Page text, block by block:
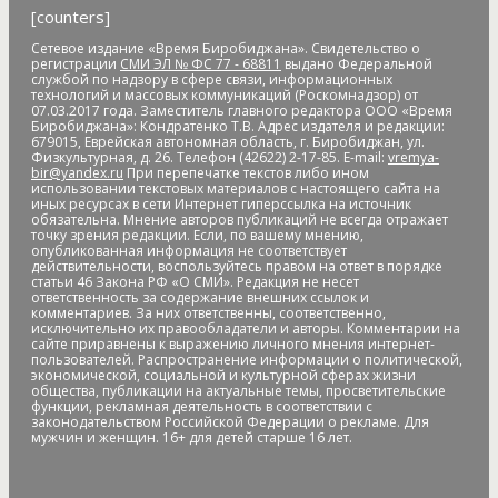
банковские_карты
барельеф баскетболБастакБастрыкинбатутБедность
бездомныебездомные животныебезналичные платежи
Безопасное колесо-2019безопасностьБезопасные и
качественные дорогибезработицабелкабензинБеринг
Берл Лазарбесплатные лекарстваБессмертные дела
Бессмертный полкбесхозяйственностьбешенство
библиотекабизнесбизнес без поддержкибизнес-
омбудсменбиометрияБира БираканБирария БирЗСТ
Биробидажан Биробиджан Биробиджан-2
Биробиджанская воспитательная колония
Биробиджанская таможняБиробиджанская ТЭЦ
Биробиджанский АрбатБиробиджанский военный
гарнизонный судБиробиджанский колледж культуры и
искусствБиробиджанский районБирофельдбиткоин
битумная ямабитумная_ямабитумное болотобитумные
ямыБлаговещенскБлаговещенский кафедральный собор
Благословенноеблаготворитель года благотворительная
[counters]
Сетевое издание «Время Биробиджана». Свидетельство о
регистрации СМИ ЭЛ № ФС 77 - 68811 выдано Федеральной
службой по надзору в сфере связи, информационных
технологий и массовых коммуникаций (Роскомнадзор) от
07.03.2017 года. Заместитель главного редактора ООО «Время
Биробиджана»: Кондратенко Т.В. Адрес издателя и редакции:
679015, Еврейская автономная область, г. Биробиджан, ул.
Физкультурная, д. 26. Телефон (42622) 2-17-85. E-mail: vremya-
bir@yandex.ru При перепечатке текстов либо ином
использовании текстовых материалов с настоящего сайта на
иных ресурсах в сети Интернет гиперссылка на источник
обязательна. Мнение авторов публикаций не всегда отражает
точку зрения редакции. Если, по вашему мнению,
опубликованная информация не соответствует
действительности, воспользуйтесь правом на ответ в порядке
статьи 46 Закона РФ «О СМИ». Редакция не несет
ответственность за содержание внешних ссылок и
комментариев. За них ответственны, соответственно,
исключительно их правообладатели и авторы. Комментарии на
сайте приравнены к выражению личного мнения интернет-
пользователей. Распространение информации о политической,
экономической, социальной и культурной сферах жизни
общества, публикации на актуальные темы, просветительские
функции, рекламная деятельность в соответствии с
законодательством Российской Федерации о рекламе. Для
мужчин и женщин. 16+ для детей старше 16 лет.